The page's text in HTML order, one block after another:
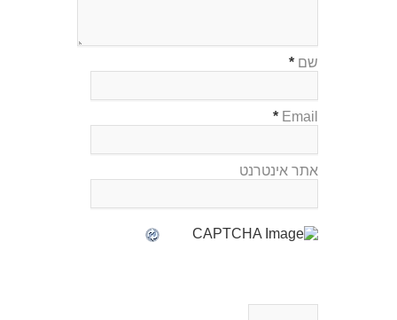
שם *
Email
*
אתר אינטרנט